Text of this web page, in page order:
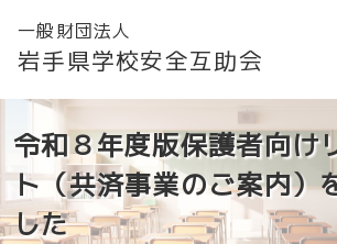
一般財団法人
岩手県学校安全互助会
令和８年度版保護者向け
ト（共済事業のご案内）
した